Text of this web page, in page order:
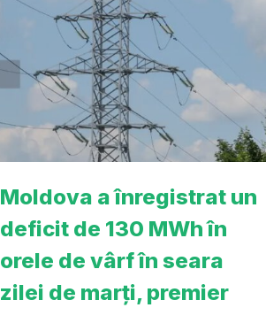
Moldova a înregistrat un
deficit de 130 MWh în
orele de vârf în seara
zilei de marți, premier